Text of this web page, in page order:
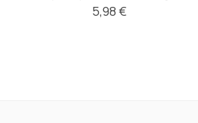
5,98 €